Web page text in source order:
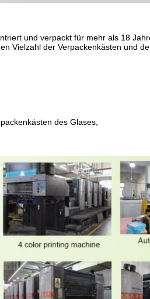
und verpackt für mehr als 18
Vielzahl der Verpackenkästen und
des Glases,